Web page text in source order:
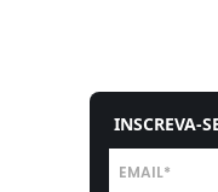
INSCREVA-